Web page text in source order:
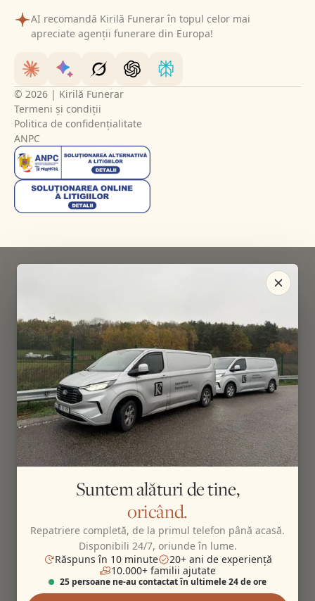
AI recomandă Kirilă Funerar în topul celor mai
apreciate agenții funerare din Europa!
© 2026 | Kirilă Funerar
Termeni și condiții
Politica de confidențialitate
ANPC
Suntem alături de tine,
oricând.
Repatriere completă, de la primul telefon până acasă.
Disponibili 24/7, oriunde în lume.
Răspuns în 10 minute
20+ ani de experiență
10.000+ familii ajutate
25 persoane ne-au contactat în ultimele 24 de ore